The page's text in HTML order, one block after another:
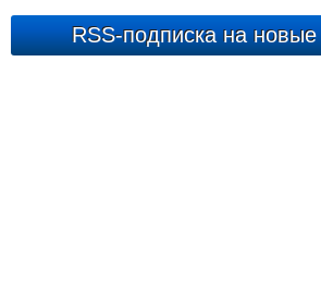
RSS-подписка на новые